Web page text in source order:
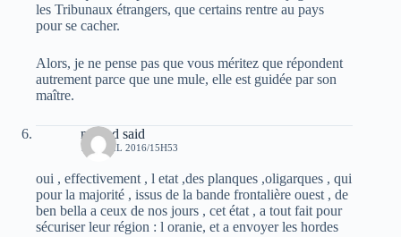
les Tribunaux étrangers, que certains rentre au pays
pour se cacher.
Alors, je ne pense pas que vous méritez que répondent
autrement parce que une mule, elle est guidée par son
maître.
mhand said
12 AVRIL 2016/15H53
oui , effectivement , l etat ,des planques ,oligarques , qui
pour la majorité , issus de la bande frontalière ouest , de
ben bella a ceux de nos jours , cet état , a tout fait pour
sécuriser leur région : l oranie, et a envoyer les hordes